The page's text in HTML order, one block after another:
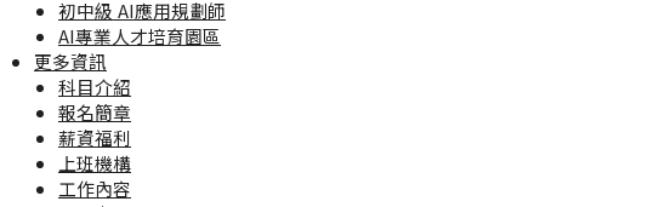
初中級 AI應用規劃師
AI專業人才培育園區
更多資訊
科目介紹
報名簡章
薪資福利
上班機構
工作內容